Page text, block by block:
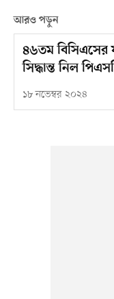
আরও পড়ুন
৪৬তম বিসিএসের
সিদ্ধান্ত নিল
১৮ নভেম্বর ২০২৪